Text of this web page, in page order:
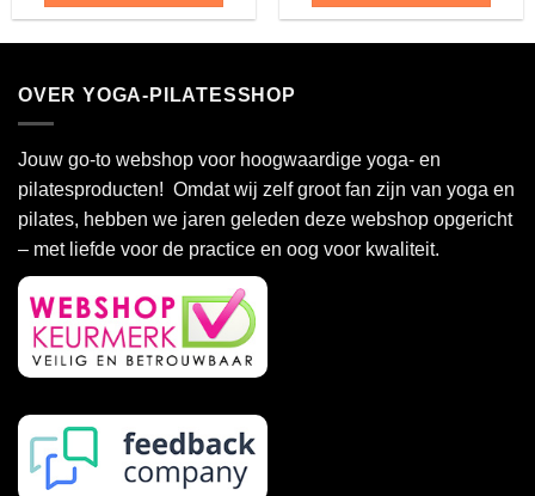
meerdere
variaties.
Deze
optie
gekozen
worden
op
de
productpagina
Deze
optie
gekozen
worden
OVER YOGA-PILATESSHOP
Jouw go-to webshop voor hoogwaardige yoga- en
pilatesproducten! Omdat wij zelf groot fan zijn van yoga en
pilates, hebben we jaren geleden deze webshop opgericht
– met liefde voor de practice en oog voor kwaliteit.